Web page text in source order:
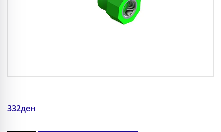
332ден